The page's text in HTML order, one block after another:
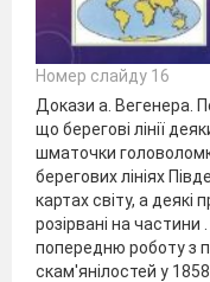
Номер слайду 16
Докази а. Вегенера.
що берегові лінії
шматочки
берегових лініях
картах світу, а
розірвані на частини
попередню роботу з
скам'янілостей у